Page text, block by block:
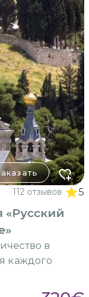
112 отзывов 5
«Русский
в
каждого